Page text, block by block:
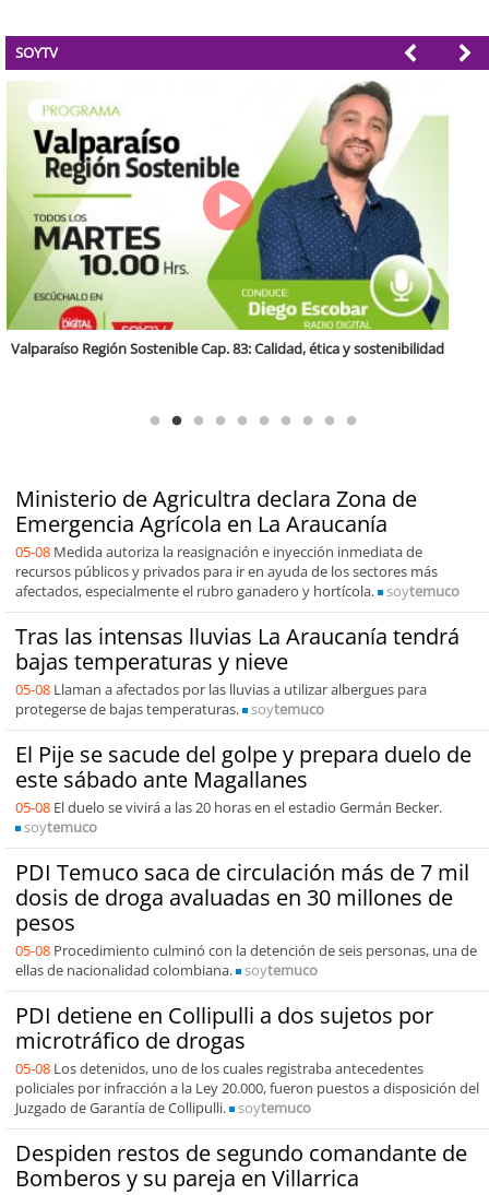
SOYTV
Ministerio de Agricultra declara Zona de
Emergencia Agrícola en La Araucanía
05-08 Medida autoriza la reasignación e inyección inmediata de
recursos públicos y privados para ir en ayuda de los sectores más
afectados, especialmente el rubro ganadero y hortícola.
soytemuco
Tras las intensas lluvias La Araucanía tendrá
bajas temperaturas y nieve
05-08 Llaman a afectados por las lluvias a utilizar albergues para
protegerse de bajas temperaturas.
soytemuco
El Pije se sacude del golpe y prepara duelo de
este sábado ante Magallanes
05-08 El duelo se vivirá a las 20 horas en el estadio Germán Becker.
soytemuco
PDI Temuco saca de circulación más de 7 mil
dosis de droga avaluadas en 30 millones de
pesos
05-08 Procedimiento culminó con la detención de seis personas, una de
ellas de nacionalidad colombiana.
soytemuco
PDI detiene en Collipulli a dos sujetos por
microtráfico de drogas
05-08 Los detenidos, uno de los cuales registraba antecedentes
policiales por infracción a la Ley 20.000, fueron puestos a disposición del
Juzgado de Garantía de Collipulli.
soytemuco
Despiden restos de segundo comandante de
Bomberos y su pareja en Villarrica